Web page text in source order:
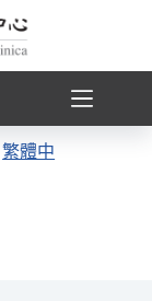
繁體中